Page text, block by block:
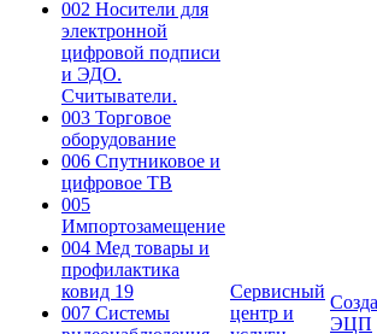
002 Носители для
электронной
цифровой подписи
и ЭДО.
Считыватели.
003 Торговое
оборудование
006 Спутниковое и
цифровое ТВ
005
Импортозамещение
004 Мед товары и
профилактика
ковид 19
007 Системы
Сервисный
центр и
ЭЦП